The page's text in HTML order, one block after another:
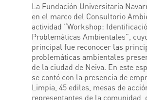
La Fundación Universitaria
en el marco del Consultorio
actividad “Workshop:
Problemáticas Ambientales”,
principal fue reconocer las
problemáticas ambientales
de la ciudad de Neiva. En este
se contó con la presencia de
Limpia, 45 ediles, mesas de
representantes de la comunidad,